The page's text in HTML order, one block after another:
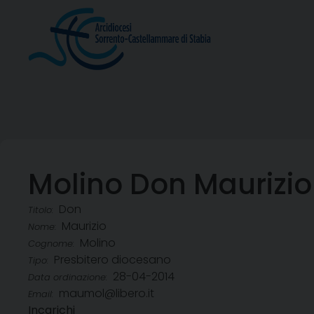
Molino Don Maurizio
Titolo: Don
Nome: Maurizio
Cognome: Molino
Tipo: Presbitero diocesano
Data ordinazione: 28-04-2014
Email:
maumol@libero.it
Incarichi